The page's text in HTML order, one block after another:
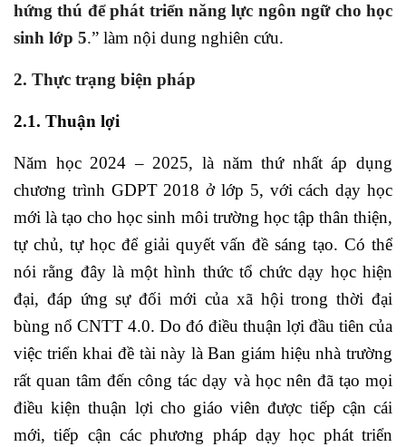
hứng thú để phát triển năng lực ngôn ngữ cho học
sinh lớp 5.” làm nội dung nghiên cứu.
2. Thực trạng biện pháp
2.1. Thuận lợi
Năm học 2024 – 2025, là năm thứ nhất áp dụng
chương trình GDPT 2018 ở lớp 5, với cách dạy học
mới là tạo cho học sinh môi trường học tập thân thiện,
tự chủ, tự học để giải quyết vấn đề sáng tạo. Có thể
nói rằng đây là một hình thức tổ chức dạy học hiện
đại, đáp ứng sự đối mới của xã hội trong thời đại
bùng nổ CNTT 4.0. Do đó điều thuận lợi đầu tiên của
việc triển khai đề tài này là Ban giám hiệu nhà trường
rất quan tâm đến công tác dạy và học nên đã tạo mọi
điều kiện thuận lợi cho giáo viên được tiếp cận cái
mới, tiếp cận các phương pháp dạy học phát triển